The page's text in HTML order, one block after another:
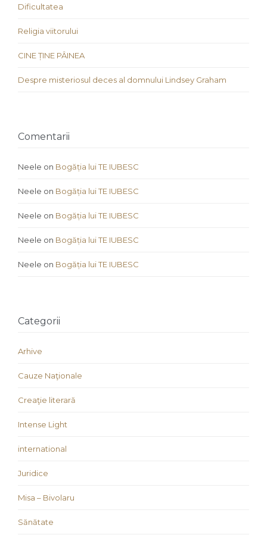
Dificultatea
Religia viitorului
CINE ȚINE PÂINEA
Despre misteriosul deces al domnului Lindsey Graham
Comentarii
Neele on Bogăția lui TE IUBESC
Neele on Bogăția lui TE IUBESC
Neele on Bogăția lui TE IUBESC
Neele on Bogăția lui TE IUBESC
Neele on Bogăția lui TE IUBESC
Categorii
Arhive
Cauze Naţionale
Creaţie literară
Intense Light
international
Juridice
Misa – Bivolaru
Sănătate